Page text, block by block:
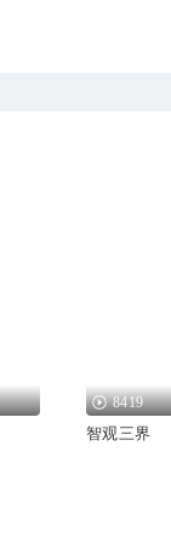
8419
智观三界